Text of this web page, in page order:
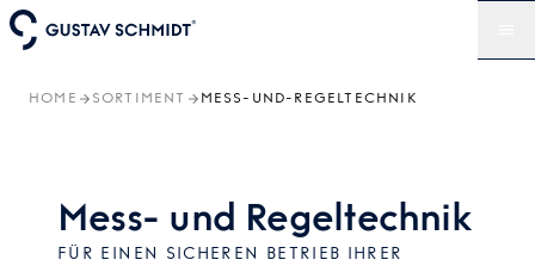
HOME SORTIMENT MESS-UND-REGELTECHNIK
Mess- und Regeltechnik
FÜR EINEN SICHEREN BETRIEB IHRER